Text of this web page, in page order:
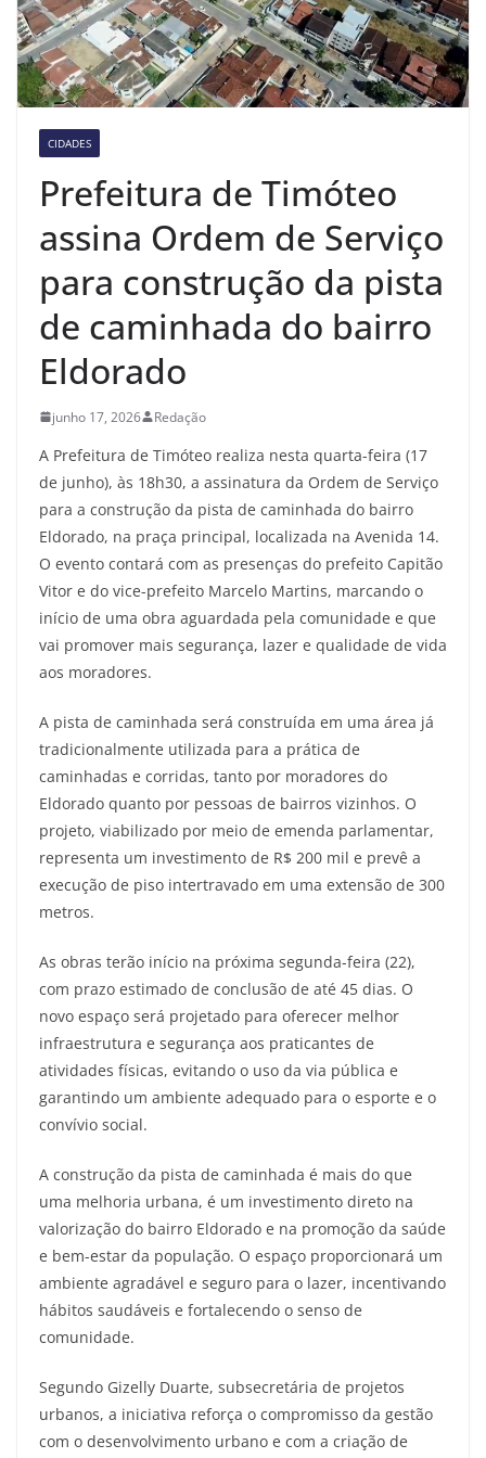
CIDADES
Prefeitura de Timóteo
assina Ordem de Serviço
para construção da pista
de caminhada do bairro
Eldorado
junho 17, 2026 Redação
A Prefeitura de Timóteo realiza nesta quarta-feira (17
de junho), às 18h30, a assinatura da Ordem de Serviço
para a construção da pista de caminhada do bairro
Eldorado, na praça principal, localizada na Avenida 14.
O evento contará com as presenças do prefeito Capitão
Vitor e do vice-prefeito Marcelo Martins, marcando o
início de uma obra aguardada pela comunidade e que
vai promover mais segurança, lazer e qualidade de vida
aos moradores.
A pista de caminhada será construída em uma área já
tradicionalmente utilizada para a prática de
caminhadas e corridas, tanto por moradores do
Eldorado quanto por pessoas de bairros vizinhos. O
projeto, viabilizado por meio de emenda parlamentar,
representa um investimento de R$ 200 mil e prevê a
execução de piso intertravado em uma extensão de 300
metros.
As obras terão início na próxima segunda-feira (22),
com prazo estimado de conclusão de até 45 dias. O
novo espaço será projetado para oferecer melhor
infraestrutura e segurança aos praticantes de
atividades físicas, evitando o uso da via pública e
garantindo um ambiente adequado para o esporte e o
convívio social.
A construção da pista de caminhada é mais do que
uma melhoria urbana, é um investimento direto na
valorização do bairro Eldorado e na promoção da saúde
e bem-estar da população. O espaço proporcionará um
ambiente agradável e seguro para o lazer, incentivando
hábitos saudáveis e fortalecendo o senso de
comunidade.
Segundo Gizelly Duarte, subsecretária de projetos
urbanos, a iniciativa reforça o compromisso da gestão
com o desenvolvimento urbano e com a criação de